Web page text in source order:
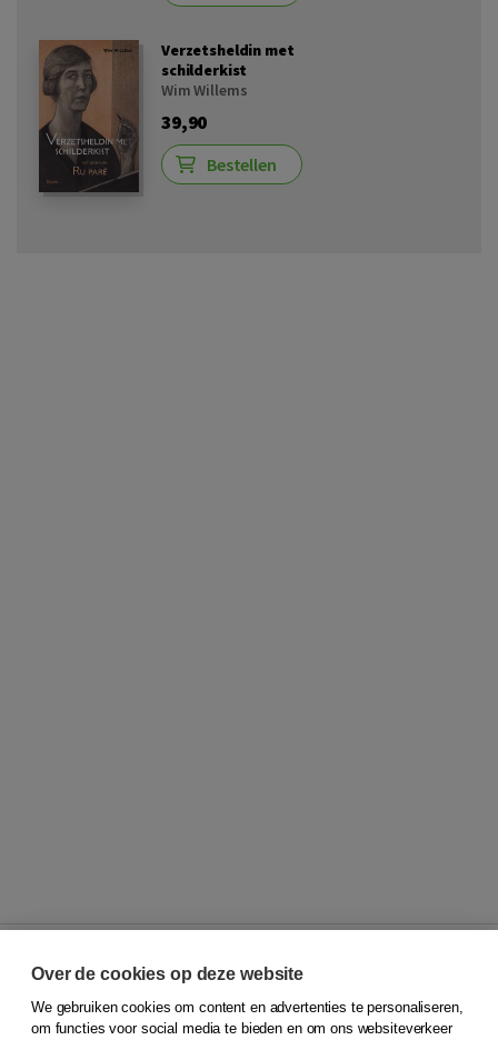
Verzetsheldin met
schilderkist
Wim Willems
39,90
Bestellen
© 2026Koninklijke Boom uitgevers
Over de cookies op deze website
We gebruiken cookies om content en advertenties te personaliseren,
om functies voor social media te bieden en om ons websiteverkeer